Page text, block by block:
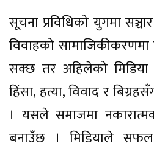
सूचना प्रविधिको युगमा
विवाहको
सक्छ तर अहिलेको मिडिया
हिंसा, हत्या, विवाद र
। यसले समाजमा
बनाउँछ । मिडियाले